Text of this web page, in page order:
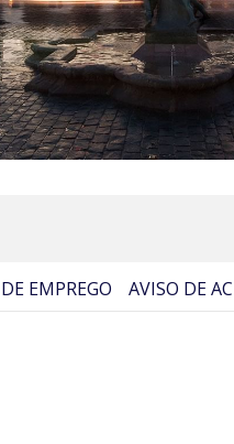
EMPREGO AVISO DE